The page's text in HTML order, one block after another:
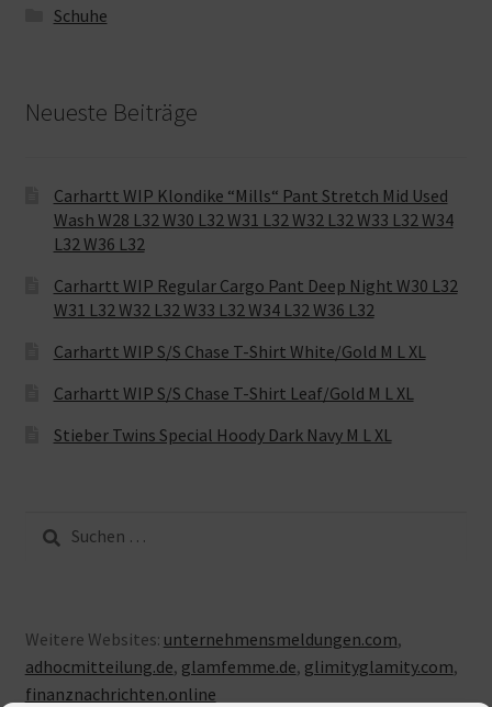
Schuhe
Neueste Beiträge
Carhartt WIP Klondike “Mills“ Pant Stretch Mid Used
Wash W28 L32 W30 L32 W31 L32 W32 L32 W33 L32 W34
L32 W36 L32
Carhartt WIP Regular Cargo Pant Deep Night W30 L32
W31 L32 W32 L32 W33 L32 W34 L32 W36 L32
Carhartt WIP S/S Chase T-Shirt White/Gold M L XL
Carhartt WIP S/S Chase T-Shirt Leaf/Gold M L XL
Stieber Twins Special Hoody Dark Navy M L XL
nach:
Weitere Websites: unternehmensmeldungen.com,
adhocmitteilung.de, glamfemme.de, glimityglamity.com,
finanznachrichten.online